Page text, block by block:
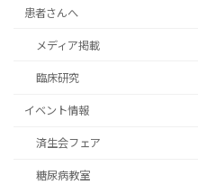
患者さんへ
メディア掲載
臨床研究
イベント情報
済生会フェア
糖尿病教室